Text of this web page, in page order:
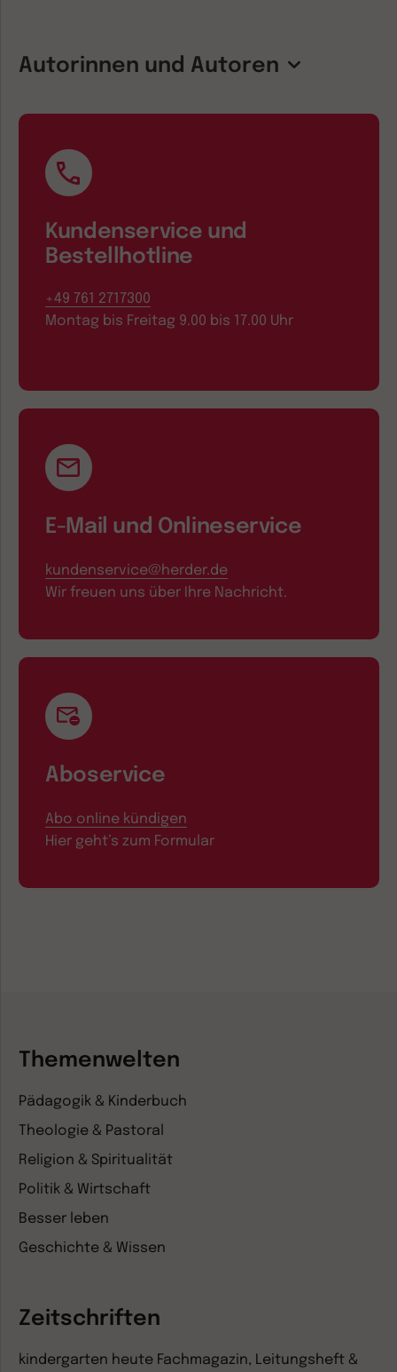
Autorinnen und Autoren
Kundenservice und
Bestellhotline
+49 761 2717300
Montag bis Freitag 9.00 bis 17.00 Uhr
E-Mail und Onlineservice
kundenservice@herder.de
Wir freuen uns über Ihre Nachricht.
Aboservice
Abo online kündigen
Hier geht’s zum Formular
Themenwelten
Pädagogik & Kinderbuch
Theologie & Pastoral
Religion & Spiritualität
Politik & Wirtschaft
Besser leben
Geschichte & Wissen
Zeitschriften
kindergarten heute Fachmagazin, Leitungsheft &